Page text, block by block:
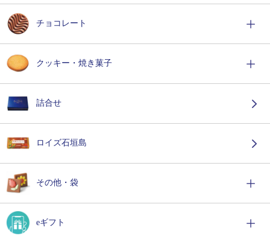
チョコレート
クッキー・焼き菓子
詰合せ
ロイズ石垣島
その他・袋
eギフト